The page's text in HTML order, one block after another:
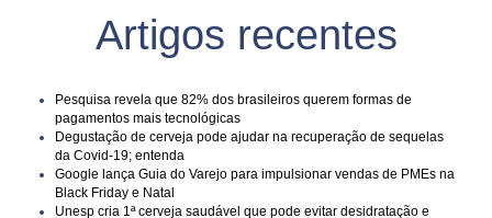
Artigos recentes
Pesquisa revela que 82% dos brasileiros querem formas de
pagamentos mais tecnológicas
Degustação de cerveja pode ajudar na recuperação de sequelas
da Covid-19; entenda
Google lança Guia do Varejo para impulsionar vendas de PMEs na
Black Friday e Natal
Unesp cria 1ª cerveja saudável que pode evitar desidratação e